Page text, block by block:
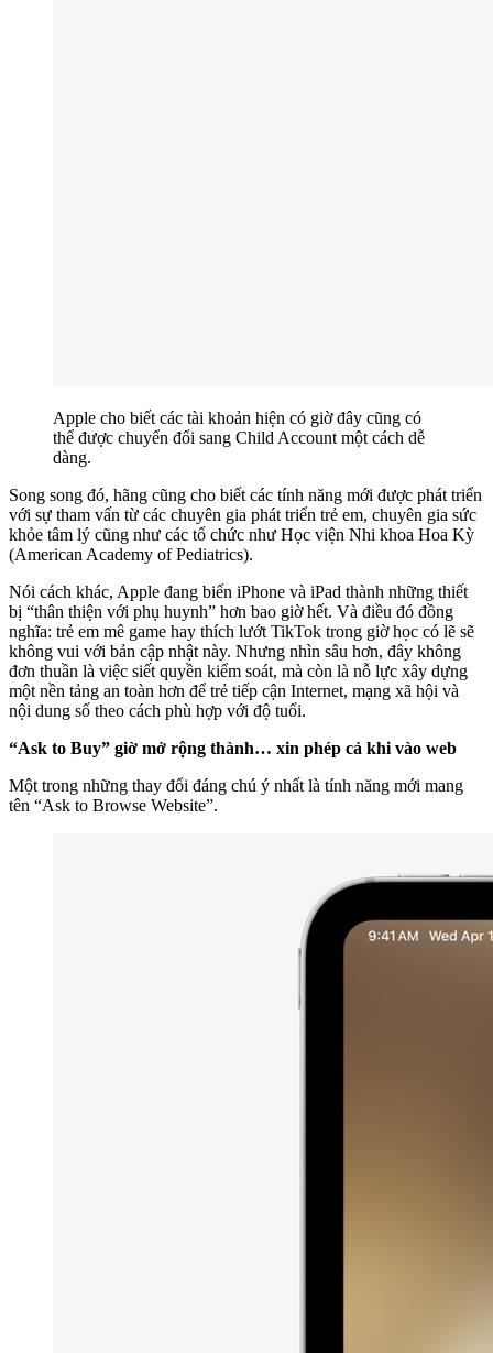
Apple cho biết các tài khoản hiện có giờ đây cũng có
thể được chuyển đổi sang Child Account một cách dễ
dàng.
Song song đó, hãng cũng cho biết các tính năng mới được phát triển
với sự tham vấn từ các chuyên gia phát triển trẻ em, chuyên gia sức
khỏe tâm lý cũng như các tổ chức như Học viện Nhi khoa Hoa Kỳ
(American Academy of Pediatrics).
Nói cách khác, Apple đang biến iPhone và iPad thành những thiết
bị “thân thiện với phụ huynh” hơn bao giờ hết. Và điều đó đồng
nghĩa: trẻ em mê game hay thích lướt TikTok trong giờ học có lẽ sẽ
không vui với bản cập nhật này. Nhưng nhìn sâu hơn, đây không
đơn thuần là việc siết quyền kiểm soát, mà còn là nỗ lực xây dựng
một nền tảng an toàn hơn để trẻ tiếp cận Internet, mạng xã hội và
nội dung số theo cách phù hợp với độ tuổi.
“Ask to Buy” giờ mở rộng thành… xin phép cả khi vào web
Một trong những thay đổi đáng chú ý nhất là tính năng mới mang
tên “Ask to Browse Website”.